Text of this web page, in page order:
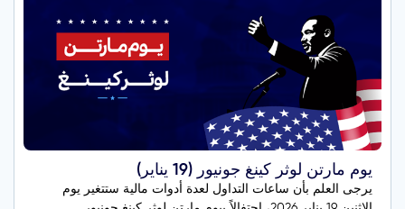
يوم مارتن لوثر كينغ جونيور (19 يناير)
يرجى العلم بأن ساعات التداول لعدة أدوات مالية ستتغير يوم